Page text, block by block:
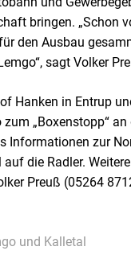
bringen. „Schon
den Ausbau
sagt Volker
Hanken in Entrup
„Boxenstopp“
Informationen zur
die Radler.
Preuß (05264
und Kalletal